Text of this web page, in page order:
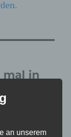
mal in
an unserem